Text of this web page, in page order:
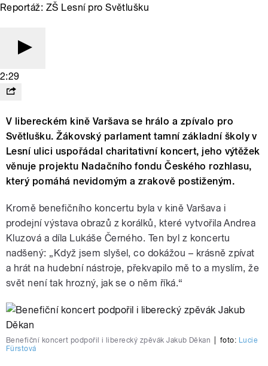
Reportáž: ZŠ Lesní pro Světlušku
2:29
V libereckém kině Varšava se hrálo a zpívalo pro
Světlušku. Žákovský parlament tamní základní školy v
Lesní ulici uspořádal charitativní koncert, jeho výtěžek
věnuje projektu Nadačního fondu Českého rozhlasu,
který pomáhá nevidomým a zrakově postiženým.
Kromě benefičního koncertu byla v kině Varšava i
prodejní výstava obrazů z korálků, které vytvořila Andrea
Kluzová a díla Lukáše Černého. Ten byl z koncertu
nadšený: „Když jsem slyšel, co dokážou – krásně zpívat
a hrát na hudební nástroje, překvapilo mě to a myslím, že
svět není tak hrozný, jak se o něm říká.“
Benefiční koncert podpořil i liberecký zpěvák Jakub Děkan foto: Lucie
Fürstová